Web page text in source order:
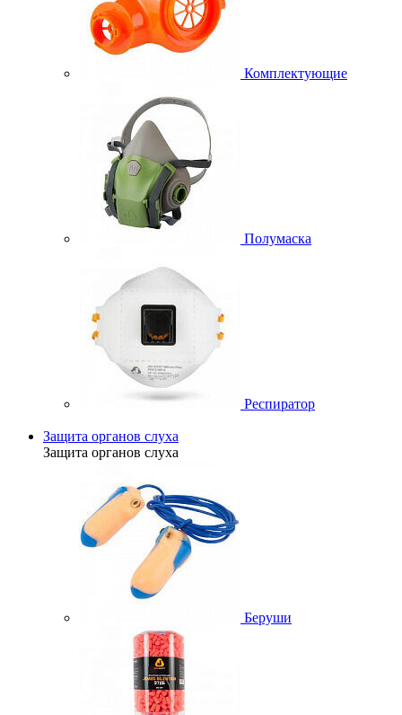
Комплектующие
Полумаска
Респиратор
Защита органов слуха
Защита органов слуха
Беруши